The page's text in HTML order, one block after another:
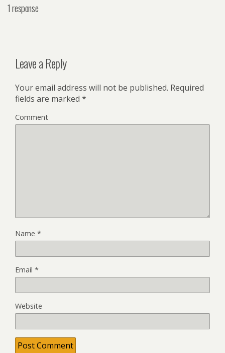
1 response
Leave a Reply
Your email address will not be published. Required
fields are marked *
Comment
Name *
Email *
Website